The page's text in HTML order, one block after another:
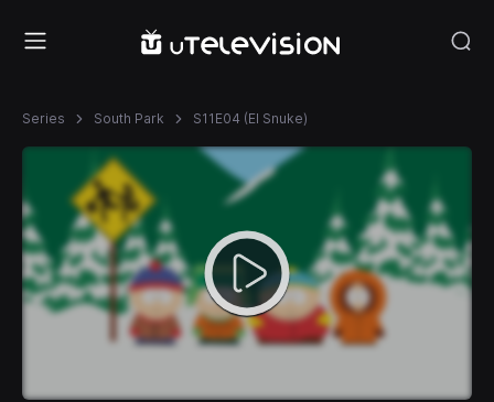
Series South Park S11E04 (El Snuke)